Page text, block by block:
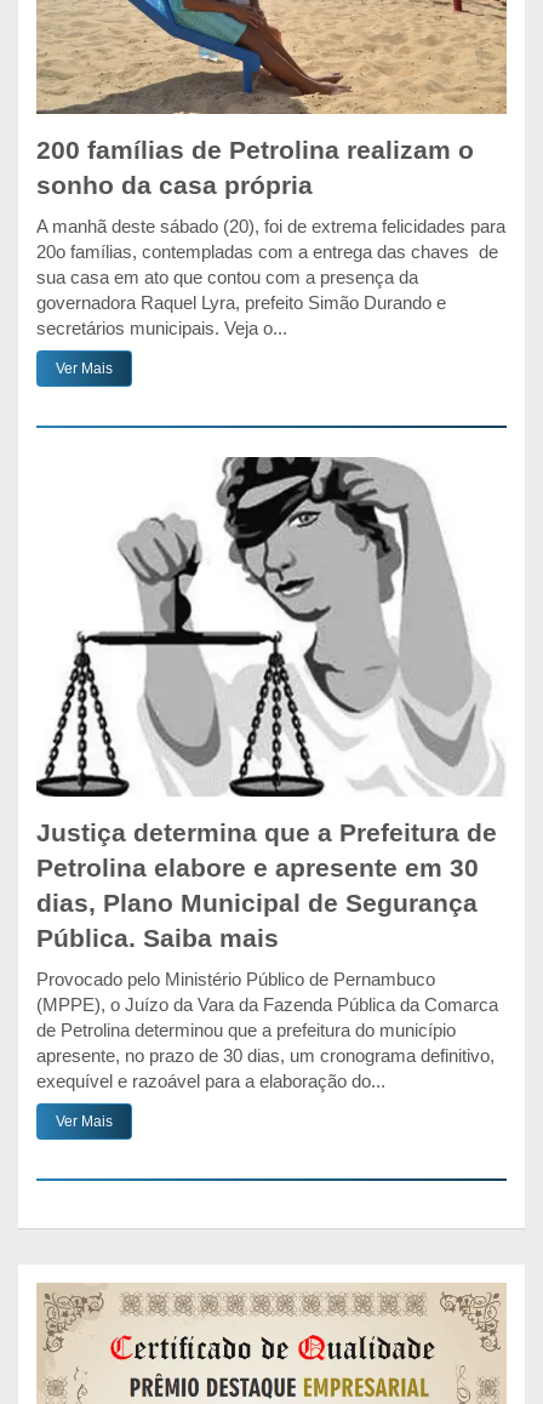
200 famílias de Petrolina realizam o
sonho da casa própria
A manhã deste sábado (20), foi de extrema felicidades para
20o famílias, contempladas com a entrega das chaves de
sua casa em ato que contou com a presença da
governadora Raquel Lyra, prefeito Simão Durando e
secretários municipais. Veja o...
Ver Mais
Justiça determina que a Prefeitura de
Petrolina elabore e apresente em 30
dias, Plano Municipal de Segurança
Pública. Saiba mais
Provocado pelo Ministério Público de Pernambuco
(MPPE), o Juízo da Vara da Fazenda Pública da Comarca
de Petrolina determinou que a prefeitura do município
apresente, no prazo de 30 dias, um cronograma definitivo,
exequível e razoável para a elaboração do...
Ver Mais